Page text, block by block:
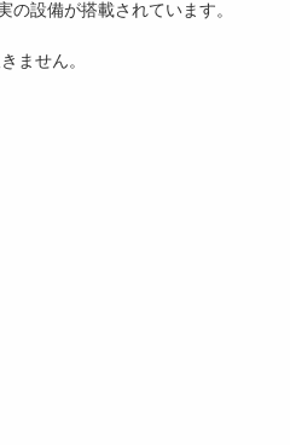
設備が搭載されています。
ません。